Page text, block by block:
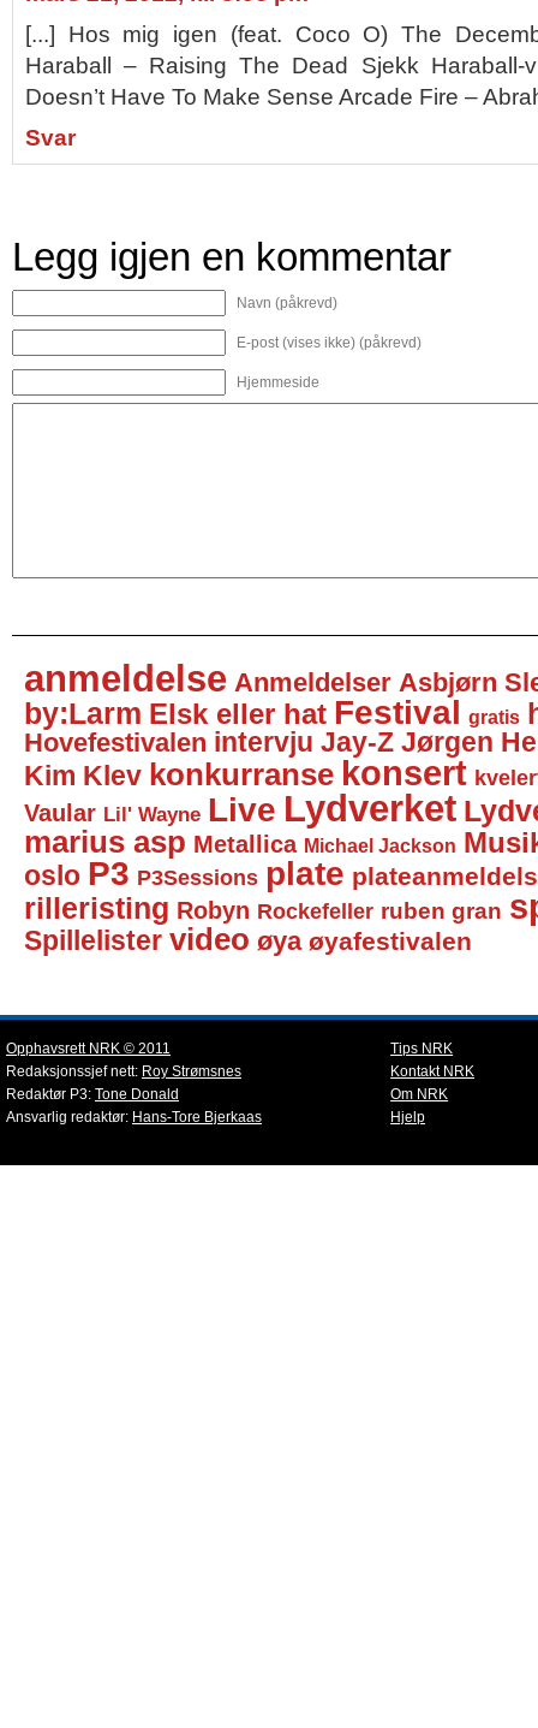
[...] Hos mig igen (feat. Coco O) The
Haraball – Raising The Dead Sjekk Haraball-
Doesn’t Have To Make Sense Arcade Fire –
Svar
Legg igjen en kommentar
Navn (påkrevd)
E-post (vises ikke) (påkrevd)
Hjemmeside
anmeldelse Anmeldelser Asbjørn
by:Larm Elsk eller hat Festival gratis
Hovefestivalen intervju Jay-Z Jørgen
Kim Klev konkurranse konsert
Vaular Lil' Wayne Live Lydverket
marius asp Metallica Michael Jackson
oslo P3 P3Sessions plate
rilleristing Robyn Rockefeller ruben gran
Spillelister video øya øyafestivalen
Opphavsrett NRK © 2011
Redaksjonssjef nett: Roy Strømsnes
Redaktør P3: Tone Donald
Ansvarlig redaktør: Hans-Tore Bjerkaas
Tips NRK
Kontakt NRK
Om NRK
Hjelp